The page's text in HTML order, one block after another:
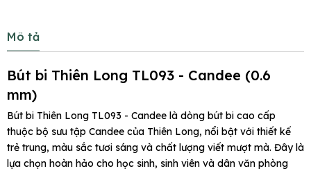
Mô tả
Bút bi Thiên Long TL093 - Candee (0.6
mm)
Bút bi Thiên Long TL093 - Candee là dòng bút bi cao cấp
thuộc bộ sưu tập Candee của Thiên Long, nổi bật với thiết kế
trẻ trung, màu sắc tươi sáng và chất lượng viết mượt mà. Đây là
lựa chọn hoàn hảo cho học sinh, sinh viên và dân văn phòng